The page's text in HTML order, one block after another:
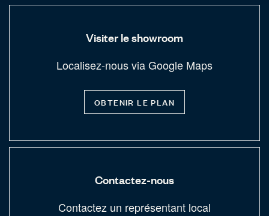
Visiter le showroom
Localisez-nous via Google Maps
OBTENIR LE PLAN
Contactez-nous
Contactez un représentant local